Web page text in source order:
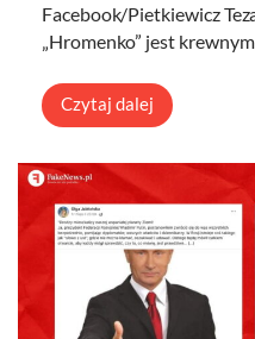
Facebook/Pietkiewicz
„Hromenko” jest
Czytaj dalej